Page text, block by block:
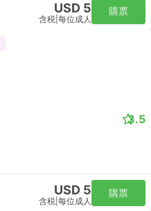
USD 5
含税 每位成人
購票
3.5
USD 5
含税 每位成人
購票